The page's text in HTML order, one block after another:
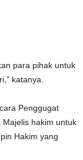
para pihak untuk
katanya.
Penggugat
hakim untuk
Hakim yang